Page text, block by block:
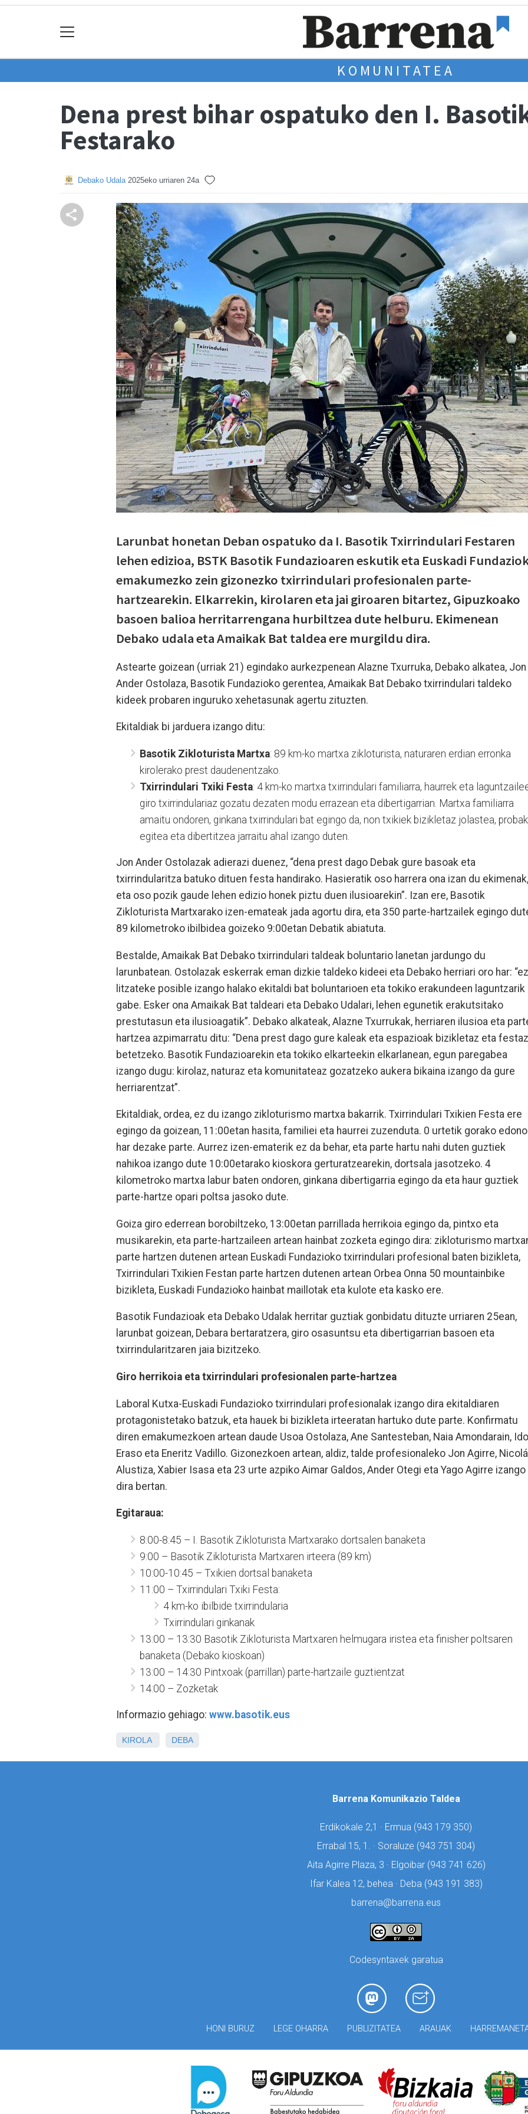
KOMUNITATEA
Dena prest bihar ospatuko den I.
Festarako
Debako Udala 2025eko urriaren 24a
Larunbat honetan Deban ospatuko da I. Basotik Txirrindulari Festaren
lehen edizioa, BSTK Basotik Fundazioaren eskutik eta Euskadi
emakumezko zein gizonezko txirrindulari profesionalen parte-
hartzearekin. Elkarrekin, kirolaren eta jai giroaren bitartez, Gipuzkoako
basoen balioa herritarrengana hurbiltzea dute helburu. Ekimenean
Debako udala eta Amaikak Bat taldea ere murgildu dira.
Astearte goizean (urriak 21) egindako aurkezpenean Alazne Txurruka, Debako alkatea, Jon
Ander Ostolaza, Basotik Fundazioko gerentea, Amaikak Bat Debako txirrindulari taldeko
kideek probaren inguruko xehetasunak agertu zituzten.
Ekitaldiak bi jarduera izango ditu:
Basotik Zikloturista Martxa: 89 km-ko martxa zikloturista, naturaren erdian erronka
kirolerako prest daudenentzako.
Txirrindulari Txiki Festa: 4 km-ko martxa txirrindulari familiarra, haurrek eta
giro txirrindulariaz gozatu dezaten modu errazean eta dibertigarrian. Martxa familiarra
amaitu ondoren, ginkana txirrindulari bat egingo da, non txikiek bizikletaz jolastea, probak
egitea eta dibertitzea jarraitu ahal izango duten.
Jon Ander Ostolazak adierazi duenez, “dena prest dago Debak gure basoak eta
txirrindularitza batuko dituen festa handirako. Hasieratik oso harrera ona izan du ekimenak,
eta oso pozik gaude lehen edizio honek piztu duen ilusioarekin”. Izan ere, Basotik
Zikloturista Martxarako izen-emateak jada agortu dira, eta 350 parte-hartzailek egingo
89 kilometroko ibilbidea goizeko 9:00etan Debatik abiatuta.
Bestalde, Amaikak Bat Debako txirrindulari taldeak boluntario lanetan jardungo du
larunbatean. Ostolazak eskerrak eman dizkie taldeko kideei eta Debako herriari oro har: “ez
litzateke posible izango halako ekitaldi bat boluntarioen eta tokiko erakundeen laguntzarik
gabe. Esker ona Amaikak Bat taldeari eta Debako Udalari, lehen egunetik erakutsitako
prestutasun eta ilusioagatik”. Debako alkateak, Alazne Txurrukak, herriaren ilusioa eta
hartzea azpimarratu ditu: “Dena prest dago gure kaleak eta espazioak bizikletaz eta festaz
betetzeko. Basotik Fundazioarekin eta tokiko elkarteekin elkarlanean, egun paregabea
izango dugu: kirolaz, naturaz eta komunitateaz gozatzeko aukera bikaina izango da gure
herriarentzat”.
Ekitaldiak, ordea, ez du izango zikloturismo martxa bakarrik. Txirrindulari Txikien Festa ere
egingo da goizean, 11:00etan hasita, familiei eta haurrei zuzenduta. 0 urtetik gorako
har dezake parte. Aurrez izen-ematerik ez da behar, eta parte hartu nahi duten guztiek
nahikoa izango dute 10:00etarako kioskora gerturatzearekin, dortsala jasotzeko. 4
kilometroko martxa labur baten ondoren, ginkana dibertigarria egingo da eta haur guztiek
parte-hartze opari poltsa jasoko dute.
Goiza giro ederrean borobiltzeko, 13:00etan parrillada herrikoia egingo da, pintxo eta
musikarekin, eta parte-hartzaileen artean hainbat zozketa egingo dira: zikloturismo
parte hartzen dutenen artean Euskadi Fundazioko txirrindulari profesional baten bizikleta,
Txirrindulari Txikien Festan parte hartzen dutenen artean Orbea Onna 50 mountainbike
bizikleta, Euskadi Fundazioko hainbat maillotak eta kulote eta kasko ere.
Basotik Fundazioak eta Debako Udalak herritar guztiak gonbidatu dituzte urriaren 25ean,
larunbat goizean, Debara bertaratzera, giro osasuntsu eta dibertigarrian basoen eta
txirrindularitzaren jaia bizitzeko.
Giro herrikoia eta txirrindulari profesionalen parte-hartzea
Laboral Kutxa-Euskadi Fundazioko txirrindulari profesionalak izango dira ekitaldiaren
protagonistetako batzuk, eta hauek bi bizikleta irteeratan hartuko dute parte. Konfirmatu
diren emakumezkoen artean daude Usoa Ostolaza, Ane Santesteban, Naia Amondarain,
Eraso eta Eneritz Vadillo. Gizonezkoen artean, aldiz, talde profesionaleko Jon Agirre,
Alustiza, Xabier Isasa eta 23 urte azpiko Aimar Galdos, Ander Otegi eta Yago Agirre izango
dira bertan.
Egitaraua:
8:00-8:45 – I. Basotik Zikloturista Martxarako dortsalen banaketa
9:00 – Basotik Zikloturista Martxaren irteera (89 km)
10:00-10:45 – Txikien dortsal banaketa
11:00 – Txirrindulari Txiki Festa:
4 km-ko ibilbide txirrindularia
Txirrindulari ginkanak
13:00 – 13:30 Basotik Zikloturista Martxaren helmugara iristea eta finisher poltsaren
banaketa (Debako kioskoan)
13:00 – 14:30 Pintxoak (parrillan) parte-hartzaile guztientzat
14:00 – Zozketak
Informazio gehiago: www.basotik.eus
KIROLA DEBA
Barrena Komunikazio Taldea
Erdikokale 2,1 · Ermua (943 179 350)
Errabal 15, 1. · Soraluze (943 751 304)
Aita Agirre Plaza, 3 · Elgoibar (943 741 626)
Ifar Kalea 12, behea · Deba (943 191 383)
barrena@barrena.eus
Codesyntaxek garatua
HONI BURUZ LEGE OHARRA PUBLIZITATEA ARAUAK